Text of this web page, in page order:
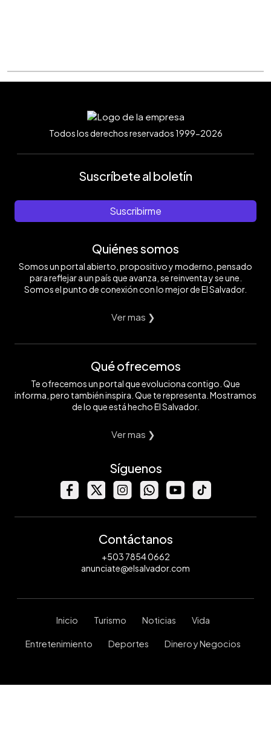
Todos los derechos reservados 1999-2026
Suscríbete al boletín
Suscribirme
Quiénes somos
Somos un portal abierto, propositivo y moderno, pensado
para reflejar a un país que avanza, se reinventa y se une.
Somos el punto de conexión con lo mejor de El Salvador.
Ver mas ❯
Qué ofrecemos
Te ofrecemos un portal que evoluciona contigo. Que
informa, pero también inspira. Que te representa. Mostramos
de lo que está hecho El Salvador.
Ver mas ❯
Síguenos
Contáctanos
+503 7854 0662
anunciate@elsalvador.com
Inicio Turismo Noticias Vida
Entretenimiento Deportes Dinero y Negocios